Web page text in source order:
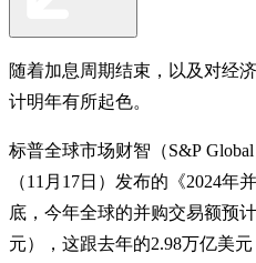
随着加息周期结束，以及对经
计明年有所起色。
标普全球市场财智（S&P
（11月17日）发布的《2024年
底，今年全球的并购交易额预
元），这跟去年的2.98万亿美元